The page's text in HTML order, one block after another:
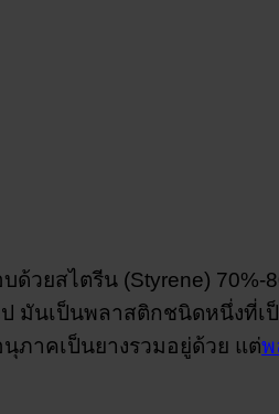
ยสไตรีน (Styrene) 70%-
มันเป็นพลาสติกชนิดหนึ่งที่เ
ภาคเป็นยางรวมอยู่ด้วย แต่พ